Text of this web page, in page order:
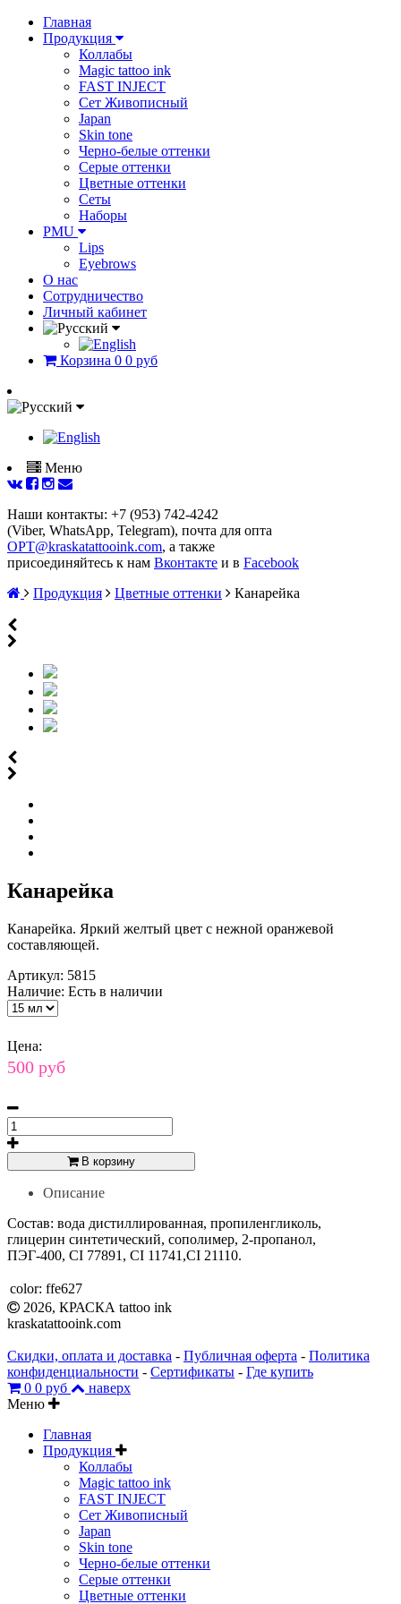
Главная
Продукция
Коллабы
Magic tattoo ink
FAST INJECT
Сет Живописный
Japan
Skin tone
Черно-белые оттенки
Серые оттенки
Цветные оттенки
Сеты
Наборы
PMU
Lips
Eyebrows
О нас
Сотрудничество
Личный кабинет
Корзина 0 0 руб
Меню
Наши контакты: +7 (953) 742-4242
(Viber, WhatsApp, Telegram), почта для опта
OPT@kraskatattooink.com, а также
присоединяйтесь к нам Вконтакте и в Facebook
Продукция
Цветные оттенки Канарейка
Канарейка
Канарейка. Яркий желтый цвет с нежной оранжевой
составляющей.
Артикул: 5815
Наличие: Есть в наличии
Цена:
500 руб
В корзину
Описание
Состав: вода дистиллированная, пропиленгликоль,
глицерин синтетический, сополимер, 2-пропанол,
ПЭГ-400, CI 77891, CI 11741,CI 21110.
color: ffe627
2026, КРАСКА tattoo ink
kraskatattooink.com
Скидки, оплата и доставка - Публичная оферта - Политика
конфиденциальности - Сертификаты - Где купить
0 0 руб
наверх
Меню
Главная
Продукция
Коллабы
Magic tattoo ink
FAST INJECT
Сет Живописный
Japan
Skin tone
Черно-белые оттенки
Серые оттенки
Цветные оттенки